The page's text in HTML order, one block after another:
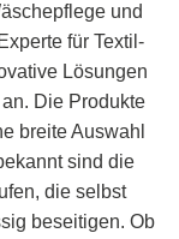
und
für Textil-
Lösungen
Die Produkte
breite Auswahl
sind die
die selbst
beseitigen. Ob